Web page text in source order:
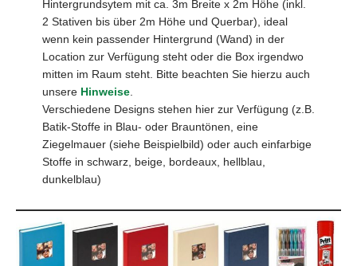
Hintergrundsytem mit ca. 3m Breite x 2m Höhe (inkl.
2 Stativen bis über 2m Höhe und Querbar), ideal
wenn kein passender Hintergrund (Wand) in der
Location zur Verfügung steht oder die Box irgendwo
mitten im Raum steht. Bitte beachten Sie hierzu auch
unsere Hinweise.
Verschiedene Designs stehen hier zur Verfügung (z.B.
Batik-Stoffe in Blau- oder Brauntönen, eine
Ziegelmauer (siehe Beispielbild) oder auch einfarbige
Stoffe in schwarz, beige, bordeaux, hellblau,
dunkelblau)